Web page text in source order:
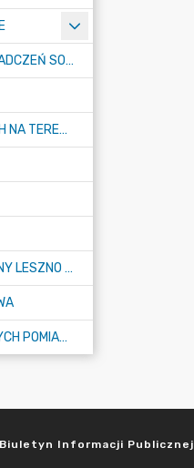
ZAKŁADOWY FUNDUSZ ŚWIADCZEŃ SOCJALNYCH (ZFŚS)
KOŁA GOSPODYŃ WIEJSKICH NA TERENIE GMINY LESZNO
BUDŻET OBYWATELSKI GMINY LESZNO NA 2026 ROK
INFORMACJE O PLANOWANYCH POMIARACH PÓL ELEKTROMAGNETYCZNYCH
Biuletyn Informacji Publicznej